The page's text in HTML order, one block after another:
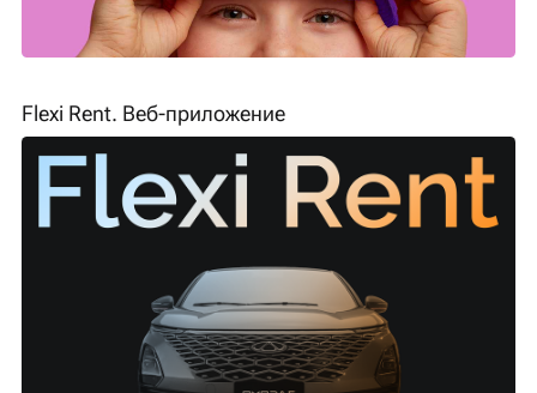
Flexi Rent. Веб-приложение